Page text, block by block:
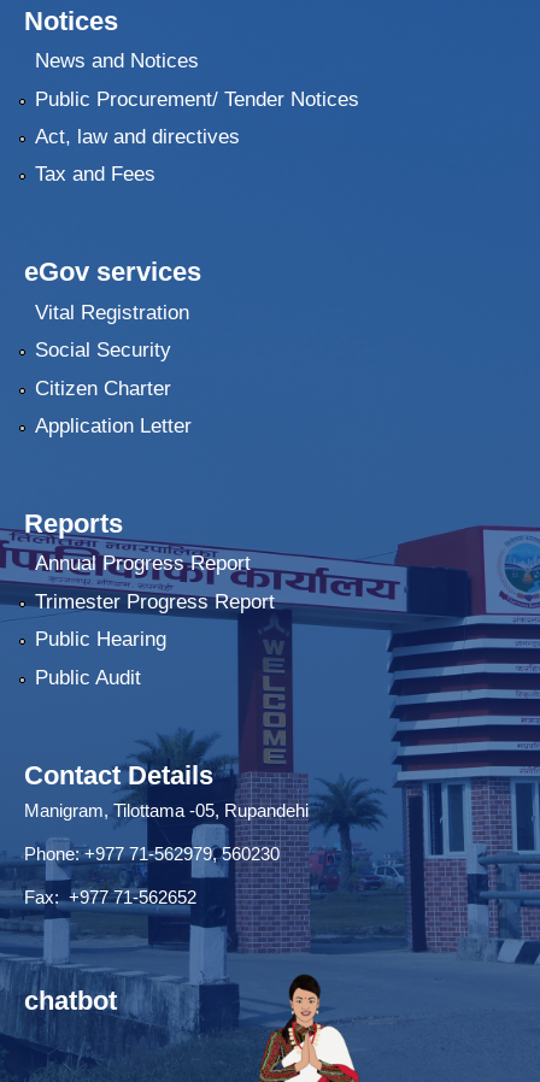
Notices
News and Notices
Public Procurement/ Tender Notices
Act, law and directives
Tax and Fees
eGov services
Vital Registration
Social Security
Citizen Charter
Application Letter
Reports
Annual Progress Report
Trimester Progress Report
Public Hearing
Public Audit
Contact Details
Manigram, Tilottama -05, Rupandehi
Phone: +977 71-562979, 560230
Fax: +977 71-562652
chatbot